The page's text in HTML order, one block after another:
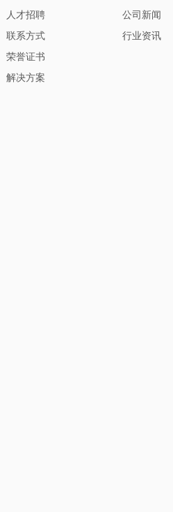
人才招聘
联系方式
荣誉证书
解决方案
公司新闻
行业资讯